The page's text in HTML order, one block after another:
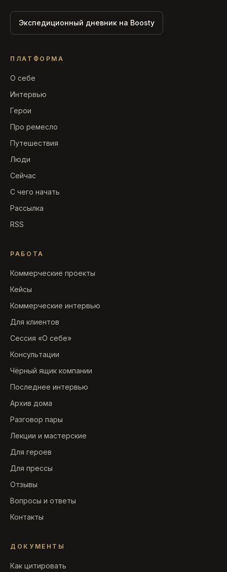
Экспедиционный дневник на Boosty
ПЛАТФОРМА
О себе
Интервью
Герои
Про ремесло
Путешествия
Люди
Сейчас
С чего начать
Рассылка
RSS
РАБОТА
Коммерческие проекты
Кейсы
Коммерческие интервью
Для клиентов
Сессия «О себе»
Консультации
Чёрный ящик компании
Последнее интервью
Архив дома
Разговор пары
Лекции и мастерские
Для героев
Для прессы
Отзывы
Вопросы и ответы
Контакты
ДОКУМЕНТЫ
Как цитировать